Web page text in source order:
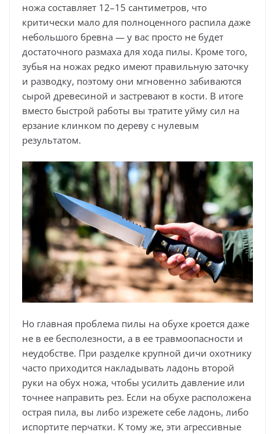
ножа составляет 12–15 сантиметров, что
критически мало для полноценного распила даже
небольшого бревна — у вас просто не будет
достаточного размаха для хода пилы. Кроме того,
зубья на ножах редко имеют правильную заточку
и разводку, поэтому они мгновенно забиваются
сырой древесиной и застревают в кости. В итоге
вместо быстрой работы вы тратите уйму сил на
ерзание клинком по дереву с нулевым
результатом.
Но главная проблема пилы на обухе кроется даже
не в ее бесполезности, а в ее травмоопасности и
неудобстве. При разделке крупной дичи охотнику
часто приходится накладывать ладонь второй
руки на обух ножа, чтобы усилить давление или
точнее направить рез. Если на обухе расположена
острая пила, вы либо изрежете себе ладонь, либо
испортите перчатки. К тому же, эти агрессивные